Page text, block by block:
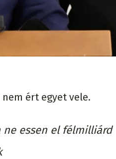
ért egyet vele.
ne essen el félmilliárd